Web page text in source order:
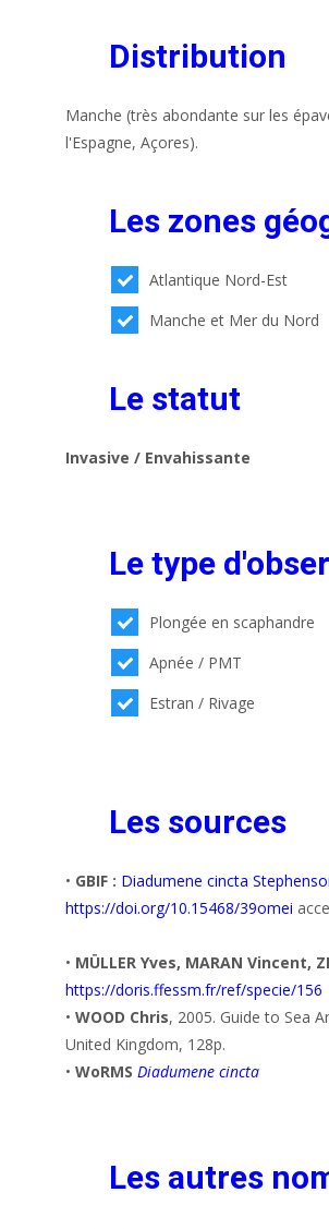
Distribution
Manche (très abondante sur les
l'Espagne, Açores).
Les zones
Atlantique Nord-Est
Manche et Mer du Nord
Le statut
Invasive / Envahissante
Le type
Plongée en scaphandre
Apnée / PMT
Estran / Rivage
Les sources
• GBIF : Diadumene cincta
https://doi.org/10.15468/39omei
• MÜLLER Yves, MARAN Vincent,
https://doris.ffessm.fr/ref/specie/156
• WOOD Chris, 2005. Guide to Sea
United Kingdom, 128p.
• WoRMS Diadumene cincta
Les autres